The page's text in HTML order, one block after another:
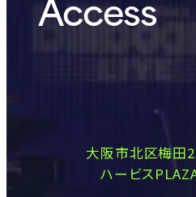
大阪市北区梅田
ハービス